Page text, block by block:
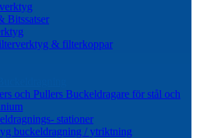
Bitssatser
& filterkoppar
och Pullers Buckeldragare för stål och
stationer
buckeldragning / ytriktning